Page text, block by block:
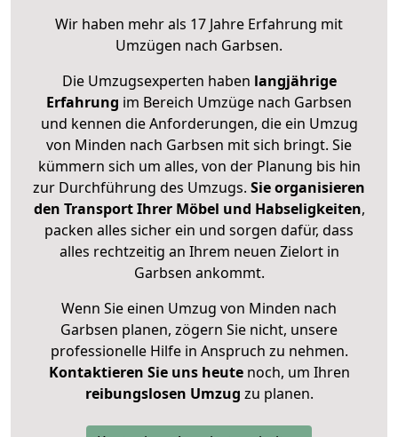
Wir haben mehr als 17 Jahre Erfahrung mit
Umzügen nach Garbsen.
Die Umzugsexperten haben langjährige
Erfahrung im Bereich Umzüge nach Garbsen
und kennen die Anforderungen, die ein Umzug
von Minden nach Garbsen mit sich bringt. Sie
kümmern sich um alles, von der Planung bis hin
zur Durchführung des Umzugs. Sie organisieren
den Transport Ihrer Möbel und Habseligkeiten,
packen alles sicher ein und sorgen dafür, dass
alles rechtzeitig an Ihrem neuen Zielort in
Garbsen ankommt.
Wenn Sie einen Umzug von Minden nach
Garbsen planen, zögern Sie nicht, unsere
professionelle Hilfe in Anspruch zu nehmen.
Kontaktieren Sie uns heutenoch, um Ihren
reibungslosen Umzug zu planen.